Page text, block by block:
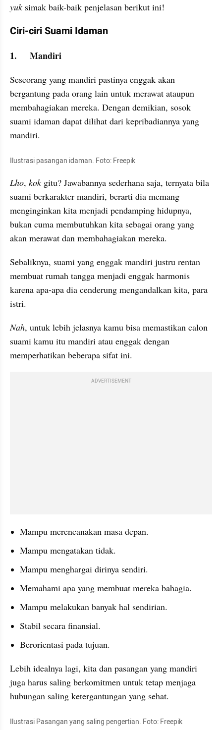
yuk simak baik-baik penjelasan berikut ini!
Ciri-ciri Suami Idaman
1.	Mandiri
Seseorang yang mandiri pastinya enggak akan
bergantung pada orang lain untuk merawat ataupun
membahagiakan mereka. Dengan demikian, sosok
suami idaman dapat dilihat dari kepribadiannya yang
mandiri.
Ilustrasi pasangan idaman. Foto: Freepik
Lho, kok gitu? Jawabannya sederhana saja, ternyata bila
suami berkarakter mandiri, berarti dia memang
menginginkan kita menjadi pendamping hidupnya,
bukan cuma membutuhkan kita sebagai orang yang
akan merawat dan membahagiakan mereka.
Sebaliknya, suami yang enggak mandiri justru rentan
membuat rumah tangga menjadi enggak harmonis
karena apa-apa dia cenderung mengandalkan kita, para
istri.
Nah, untuk lebih jelasnya kamu bisa memastikan calon
suami kamu itu mandiri atau enggak dengan
memperhatikan beberapa sifat ini.
ADVERTISEMENT
Mampu merencanakan masa depan.
Mampu mengatakan tidak.
Mampu menghargai dirinya sendiri.
Memahami apa yang membuat mereka bahagia.
Mampu melakukan banyak hal sendirian.
Stabil secara finansial.
Berorientasi pada tujuan.
Lebih idealnya lagi, kita dan pasangan yang mandiri
juga harus saling berkomitmen untuk tetap menjaga
hubungan saling ketergantungan yang sehat.
Ilustrasi Pasangan yang saling pengertian. Foto: Freepik